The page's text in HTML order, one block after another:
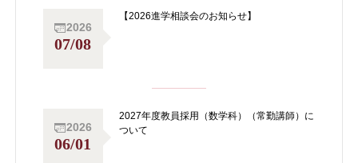
2026
07/08
【2026進学相談会のお知らせ】
2026
06/01
2027年度教員採用（数学科）（常勤講師）に
ついて